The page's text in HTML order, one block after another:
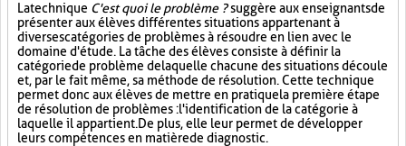
La technique C'est quoi le problème ?suggère aux enseignants de
présenter aux élèves différentes situations appartenant à
diverses catégories de problèmes à résoudre en lien avec le
domaine d'étude. La tâche des élèves consiste à définir la
catégorie de problème de laquelle chacune des situations découle
et, par le fait même, sa méthode de résolution. Cette technique
permet donc aux élèves de mettre en pratique la première étape
de résolution de problèmes : l'identification de la catégorie à
laquelle il appartient. De plus, elle leur permet de développer
leurs compétences en matière de diagnostic.